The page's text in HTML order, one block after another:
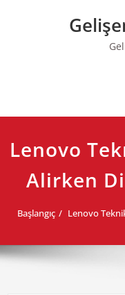
Lenovo
Alirken
Başlangıç Lenovo